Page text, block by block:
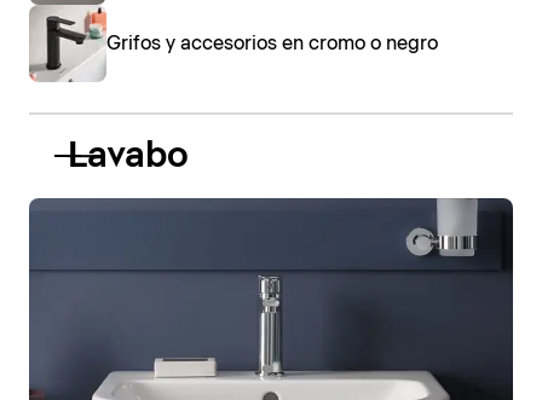
Grifos y accesorios en cromo o negro
Lavabo